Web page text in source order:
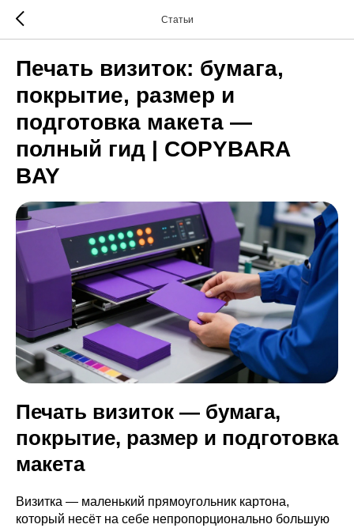
Статьи
Печать визиток: бумага,
покрытие, размер и
подготовка макета —
полный гид | COPYBARA
BAY
Печать визиток — бумага,
покрытие, размер и подготовка
макета
Визитка — маленький прямоугольник картона,
который несёт на себе непропорционально большую